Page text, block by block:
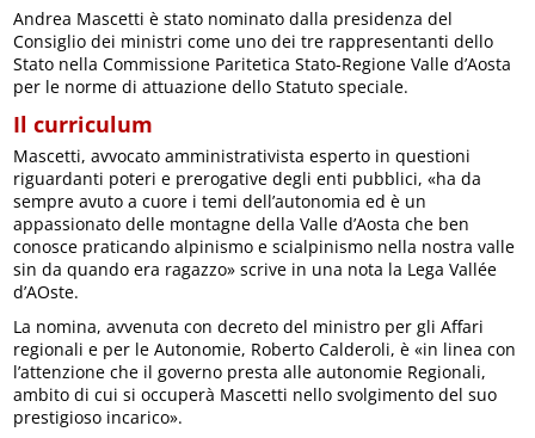
Andrea Mascetti è stato nominato dalla presidenza del
Consiglio dei ministri come uno dei tre rappresentanti dello
Stato nella Commissione Paritetica Stato-Regione Valle d’Aosta
per le norme di attuazione dello Statuto speciale.
Il curriculum
Mascetti, avvocato amministrativista esperto in questioni
riguardanti poteri e prerogative degli enti pubblici, «ha da
sempre avuto a cuore i temi dell’autonomia ed è un
appassionato delle montagne della Valle d’Aosta che ben
conosce praticando alpinismo e scialpinismo nella nostra valle
sin da quando era ragazzo» scrive in una nota la Lega Vallée
d’AOste.
La nomina, avvenuta con decreto del ministro per gli Affari
regionali e per le Autonomie, Roberto Calderoli, è «in linea con
l’attenzione che il governo presta alle autonomie Regionali,
ambito di cui si occuperà Mascetti nello svolgimento del suo
prestigioso incarico».